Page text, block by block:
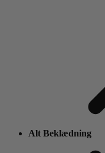
Alt Beklædning